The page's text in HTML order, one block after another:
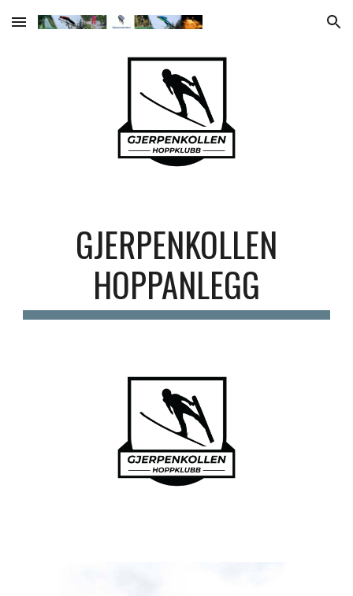
Skip to main content Skip to navigation
GJERPENKOLLEN
HOPPANLEGG